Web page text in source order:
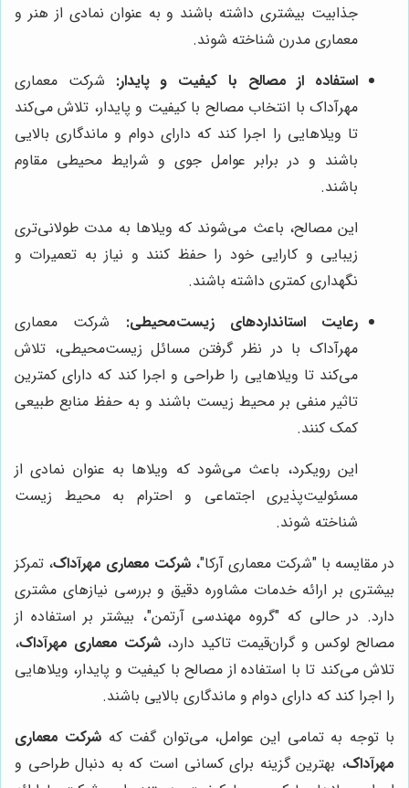
جذابیت بیشتری داشته باشند و به عنوان نمادی از هنر و
معماری مدرن شناخته شوند.
استفاده از مصالح با کیفیت و پایدار: شرکت معماری
مهرآداک با انتخاب مصالح با کیفیت و پایدار، تلاش می‌کند
تا ویلاهایی را اجرا کند که دارای دوام و ماندگاری بالایی
باشند و در برابر عوامل جوی و شرایط محیطی مقاوم
باشند.
این مصالح، باعث می‌شوند که ویلاها به مدت طولانی‌تری
زیبایی و کارایی خود را حفظ کنند و نیاز به تعمیرات و
نگهداری کمتری داشته باشند.
رعایت استانداردهای زیست‌محیطی: شرکت معماری
مهرآداک با در نظر گرفتن مسائل زیست‌محیطی، تلاش
می‌کند تا ویلاهایی را طراحی و اجرا کند که دارای کمترین
تاثیر منفی بر محیط زیست باشند و به حفظ منابع طبیعی
کمک کنند.
این رویکرد، باعث می‌شود که ویلاها به عنوان نمادی از
مسئولیت‌پذیری اجتماعی و احترام به محیط زیست
شناخته شوند.
در مقایسه با "شرکت معماری آرکا"، شرکت معماری مهرآداک، تمرکز
بیشتری بر ارائه خدمات مشاوره دقیق و بررسی نیازهای مشتری
دارد. در حالی که "گروه مهندسی آرتمن"، بیشتر بر استفاده از
مصالح لوکس و گران‌قیمت تاکید دارد،شرکت معماری مهرآداک،
تلاش می‌کند تا با استفاده از مصالح با کیفیت و پایدار، ویلاهایی
را اجرا کند که دارای دوام و ماندگاری بالایی باشند.
با توجه به تمامی این عوامل، می‌توان گفت که شرکت معماری
مهرآداک، بهترین گزینه برای کسانی است که به دنبال طراحی و